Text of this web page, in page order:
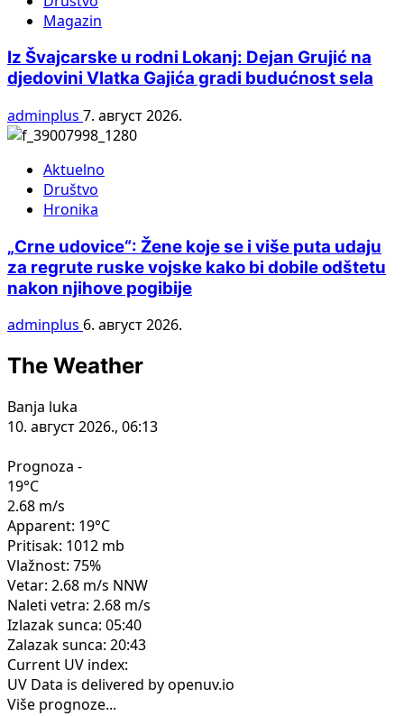
Magazin
Iz Švajcarske u rodni Lokanj: Dejan Grujić na
djedovini Vlatka Gajića gradi budućnost sela
adminplus 7. август 2026.
Aktuelno
Društvo
Hronika
„Crne udovice“: Žene koje se i više puta udaju
za regrute ruske vojske kako bi dobile odštetu
nakon njihove pogibije
adminplus 6. август 2026.
The Weather
Banja luka
10. август 2026., 06:13
Prognoza -
19°C
2.68 m/s
Apparent: 19°C
Pritisak: 1012 mb
Vlažnost: 75%
Vetar: 2.68 m/s NNW
Naleti vetra: 2.68 m/s
Izlazak sunca: 05:40
Zalazak sunca: 20:43
Current UV index:
UV Data is delivered by openuv.io
Više prognoze...